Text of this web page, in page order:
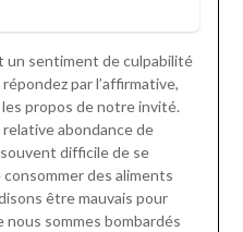
un sentiment de culpabilité
par l’affirmative,
propos de notre invité.
abondance de
difficile de se
des aliments
être mauvais pour
sommes bombardés